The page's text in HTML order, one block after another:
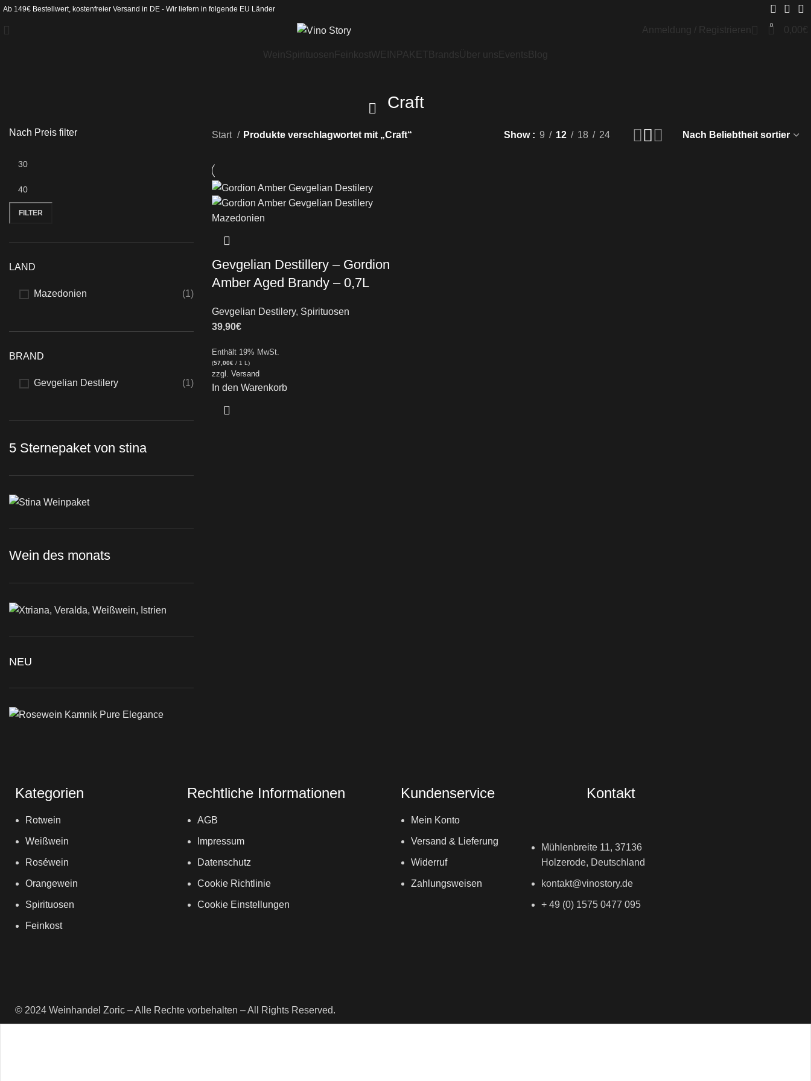
Ab 149€ Bestellwert, kostenfreier Versand in DE - Wir liefern in folgende EU Länder
Anmeldung / Registrieren 0 0,00€
Wein Spirituosen FeinkostWEINPAKET Brands Über uns Events Blog
Craft
Nach Preis filter
FILTER
LAND
Mazedonien (1)
BRAND
Gevgelian Destilery (1)
5 Sternepaket von stina
Wein des monats
NEU
Start Produkte verschlagwortet mit „Craft“ Show 9 12 18 24
Gevgelian Destillery – Gordion
Amber Aged Brandy – 0,7L
Gevgelian Destilery, Spirituosen
39,90€
Enthält 19% MwSt.
(57,00€ / 1 L)
zzgl. Versand
In den Warenkorb
Kategorien
Rotwein
Weißwein
Roséwein
Orangewein
Spirituosen
Feinkost
Rechtliche Informationen
AGB
Impressum
Datenschutz
Cookie Richtlinie
Cookie Einstellungen
Kundenservice
Mein Konto
Versand & Lieferung
Widerruf
Zahlungsweisen
Kontakt
Mühlenbreite 11, 37136
Holzerode, Deutschland
kontakt@vinostory.de
+ 49 (0) 1575 0477 095
© 2024 Weinhandel Zoric – Alle Rechte vorbehalten – All Rights Reserved.